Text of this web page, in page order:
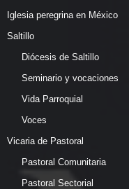
Iglesia peregrina en México
Saltillo
Diócesis de Saltillo
Seminario y vocaciones
Vida Parroquial
Voces
Vicaria de Pastoral
Pastoral Comunitaria
Pastoral Sectorial